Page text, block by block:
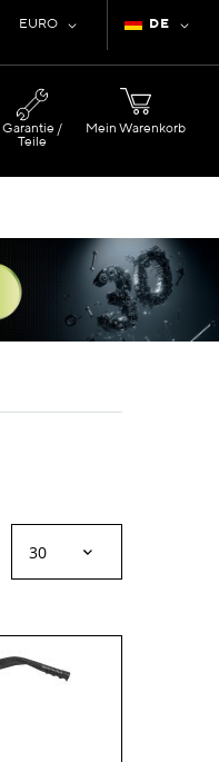
Sprache
DE
Währung
EURO
Mein Warenkorb
Garantie /
Teile